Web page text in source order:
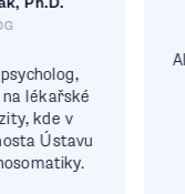
lékařské
kde v
Ústavu